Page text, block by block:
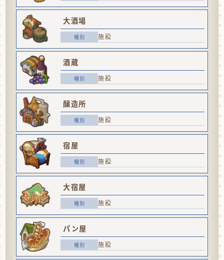
大酒場
施設
酒蔵
施設
醸造所
施設
宿屋
施設
大宿屋
施設
パン屋
施設